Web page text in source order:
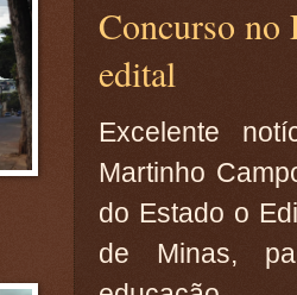
Concurso no
edital
Excelente
Martinho
do Estado o
de Minas,